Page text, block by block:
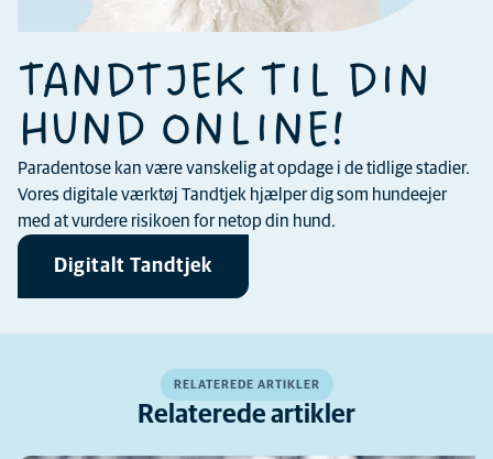
TANDTJEK TIL DIN
HUND ONLINE!
Paradentose kan være vanskelig at opdage i de tidlige stadier.
Vores digitale værktøj Tandtjek hjælper dig som hundeejer
med at vurdere risikoen for netop din hund.
Digitalt Tandtjek
RELATEREDE ARTIKLER
Relaterede artikler